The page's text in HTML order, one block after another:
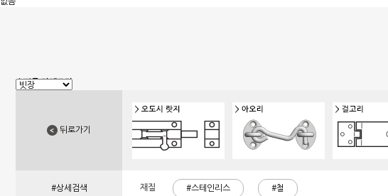
쇼핑몰 카테고리
1. 신상품
4. 밀폐손잡이(냉장고)
5. 원형핸들, 노브, 손잡이볼트
10. 자석, 빠찌링, 래치
뒤로가기
#상세검색 재질 #스테인리스 #철